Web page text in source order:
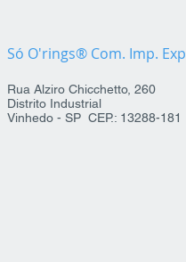
Só O'rings® Com. Imp. Exp
Rua Alziro Chicchetto, 260
Distrito Industrial
Vinhedo - SP CEP.: 13288-181